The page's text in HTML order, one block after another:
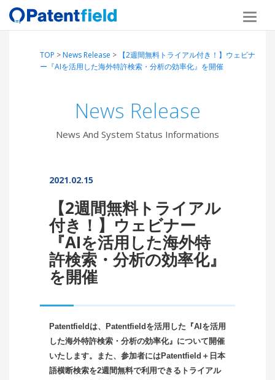
TOP >News Release > 【2週間無料トライアル付き！】ウェビナ
ー『AIを活用した海外特許検索・分析の効率化』を開催
News Release
News And System Status Informations
2021.02.15
【2週間無料トライアル
付き！】ウェビナー
『AIを活用した海外特
許検索・分析の効率化』
を開催
Patentfieldは、Patentfieldを活用した『AIを活用
した海外特許検索・分析の効率化』について開催
いたします。また、参加者にはPatentfield＋日本
語横断検索を2週間無料で利用できるトライアル